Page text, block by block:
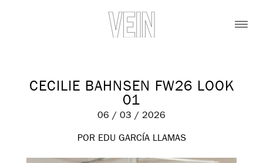
CECILIE BAHNSEN FW26 LOOK
01
06 / 03 / 2026
POR EDU GARCÍA LLAMAS